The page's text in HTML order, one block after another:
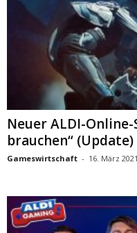
Neuer ALDI-
brauchen“ (Update)
Gameswirtschaft - 16. März 2021